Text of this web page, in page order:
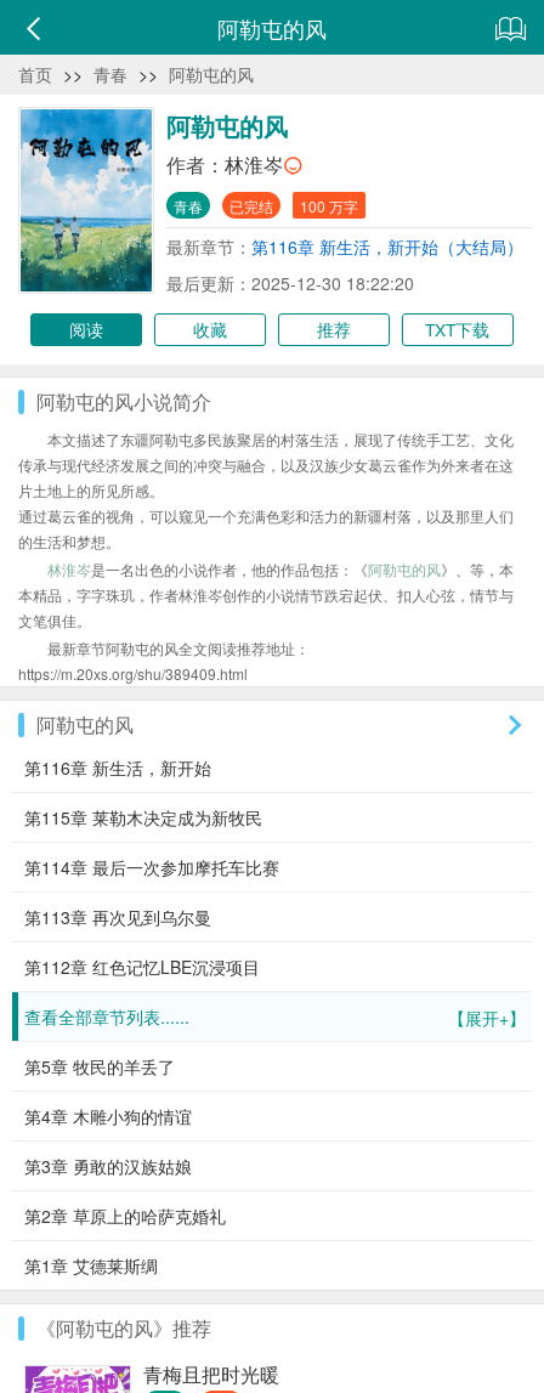
阿勒屯的风
首页 >> 青春 >> 阿勒屯的风
阿勒屯的风
作者： 林淮岑
青春 已完结 100 万字
最新章节： 第116章 新生活，新开始（大结局）
最后更新：2025-12-30 18:22:20
阅读
收藏 推荐 TXT下载
阿勒屯的风小说简介
本文描述了东疆阿勒屯多民族聚居的村落生活，展现了传统手工艺、文化
传承与现代经济发展之间的冲突与融合，以及汉族少女葛云雀作为外来者在这
片土地上的所见所感。
通过葛云雀的视角，可以窥见一个充满色彩和活力的新疆村落，以及那里人们
的生活和梦想。
林淮岑是一名出色的小说作者，他的作品包括：《阿勒屯的风》、等，本
本精品，字字珠玑，作者林淮岑创作的小说情节跌宕起伏、扣人心弦，情节与
文笔俱佳。
最新章节阿勒屯的风全文阅读推荐地址：
https://m.20xs.org/shu/389409.html
阿勒屯的风
第116章 新生活，新开始
第115章 莱勒木决定成为新牧民
第114章 最后一次参加摩托车比赛
第113章 再次见到乌尔曼
第112章 红色记忆LBE沉浸项目
【展开+】
查看全部章节列表......
第5章 牧民的羊丢了
第4章 木雕小狗的情谊
第3章 勇敢的汉族姑娘
第2章 草原上的哈萨克婚礼
第1章 艾德莱斯绸
《阿勒屯的风》推荐
青梅且把时光暖